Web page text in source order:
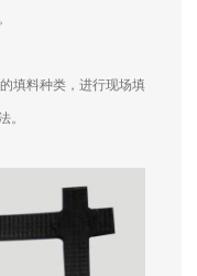
填料种类，进行现场填
。